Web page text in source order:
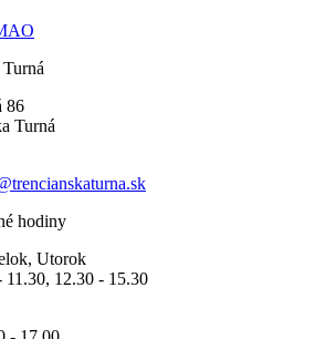
86
Turná
hodiny
Utorok
11.30, 12.30 - 15.30